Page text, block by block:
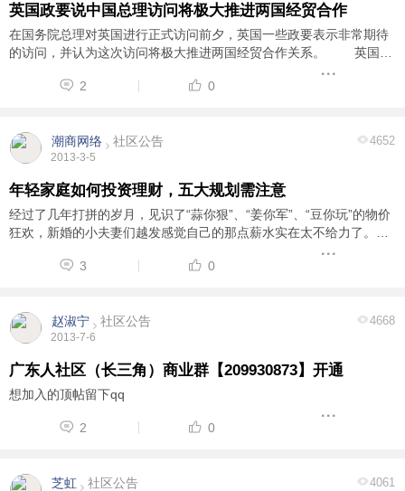
英国政要说中国总理访问将极大推进两国经贸合作
在国务院总理对英国进行正式访问前夕，英国一些政要表示非常期待
的访问，并认为这次访问将极大推进两国经贸合作关系。 英国财
政大臣乔治·奥斯本在伦敦金融城发表演讲时表示，英国和中国是两个
伟大的、有悠久贸易历史的国家。总理 ...
2 0
潮商网络 社区公告
2013-3-5
4652
年轻家庭如何投资理财，五大规划需注意
经过了几年打拼的岁月，见识了“蒜你狠”、“姜你军”、“豆你玩”的物价
狂欢，新婚的小夫妻们越发感觉自己的那点薪水实在太不给力了。今
后健康再出了什么问题，靠家里那点余粮恐怕无力承担。新年到来，
拿到公司发的年终奖后，他们开始盘 ...
3 0
赵淑宁 社区公告
2013-7-6
4668
广东人社区（长三角）商业群【209930873】开通
想加入的顶帖留下qq
2 0
芝虹 社区公告 4061